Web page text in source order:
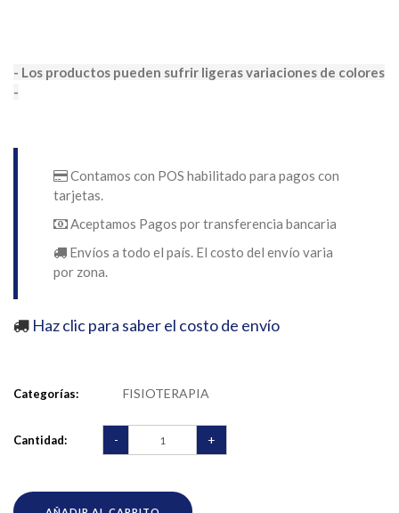
- Los productos pueden sufrir ligeras variaciones de colores
-
Contamos con POS habilitado para pagos con
tarjetas.
Aceptamos Pagos por transferencia bancaria
Envíos a todo el país. El costo del envío varia
por zona.
Haz clic para saber el costo de envío
Categorías: FISIOTERAPIA
Cantidad: - +